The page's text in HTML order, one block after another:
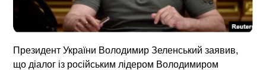
Президент України Володимир Зеленський заявив,
що діалог із російським лідером Володимиром